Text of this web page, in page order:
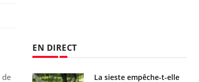
de
EN DIRECT
La sieste empêche-t-elle